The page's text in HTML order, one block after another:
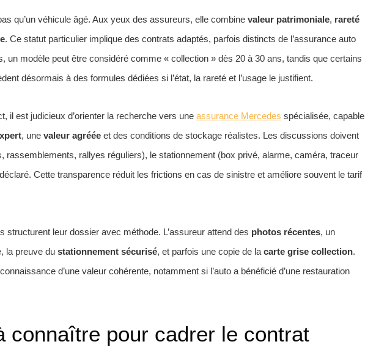
qu’un véhicule âgé. Aux yeux des assureurs, elle combine valeur patrimoniale, rareté
. Ce statut particulier implique des contrats adaptés, parfois distincts de l’assurance auto
un modèle peut être considéré comme « collection » dès 20 à 30 ans, tandis que certains
désormais à des formules dédiées si l’état, la rareté et l’usage le justifient.
il est judicieux d’orienter la recherche vers une assurance Mercedes spécialisée, capable
, une valeur agréée et des conditions de stockage réalistes. Les discussions doivent
rassemblements, rallyes réguliers), le stationnement (box privé, alarme, caméra, traceur
Cette transparence réduit les frictions en cas de sinistre et améliore souvent le tarif
structurent leur dossier avec méthode. L’assureur attend des photos récentes, un
la preuve du stationnement sécurisé, et parfois une copie de la carte grise collection.
d’une valeur cohérente, notamment si l’auto a bénéficié d’une restauration
connaître pour cadrer le contrat